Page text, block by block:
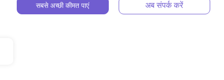
सबसे अच्छी कीमत पाएं अब संपर्क करें